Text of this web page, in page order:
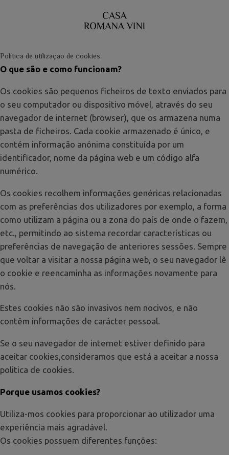
Política de utilização de cookies
O que são e como funcionam?
Os cookies são pequenos ficheiros de texto enviados para
o seu computador ou dispositivo móvel, através do seu
navegador de internet (browser), que os armazena numa
pasta de ficheiros. Cada cookie armazenado é único, e
contém informação anónima constituída por um
identificador, nome da página web e um código alfa
numérico.
Os cookies recolhem informações genéricas relacionadas
com as preferências dos utilizadores por exemplo, a forma
como utilizam a página ou a zona do país de onde o fazem,
etc., permitindo ao sistema recordar características ou
preferências de navegação de anteriores sessões. Sempre
que voltar a visitar a nossa página web, o seu navegador lê
o cookie e reencaminha as informações novamente para
nós.
Estes cookies não são invasivos nem nocivos, e não
contêm informações de carácter pessoal.
Se o seu navegador de internet estiver definido para
aceitar cookies,consideramos que está a aceitar a nossa
politica de cookies.
Porque usamos cookies?
Utiliza-mos cookies para proporcionar ao utilizador uma
experiência mais agradável.
Os cookies possuem diferentes funções: